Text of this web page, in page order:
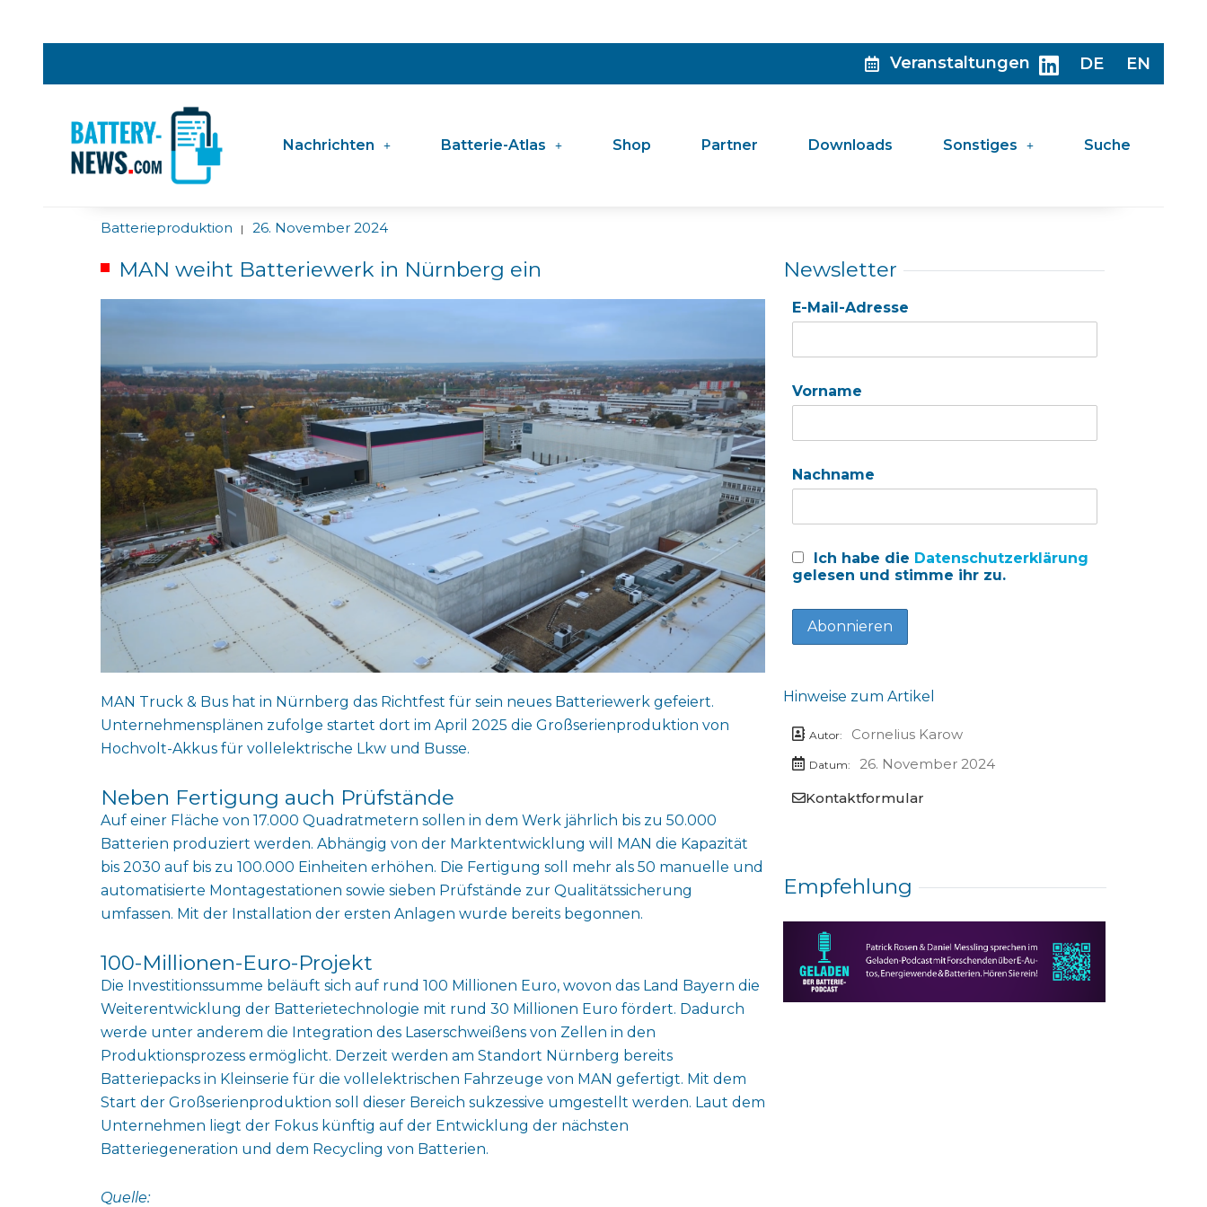
Veranstaltungen DE EN
Nachrichten Batterie-Atlas Shop Partner Downloads Sonstiges Suche
Batterieproduktion | 26. November 2024
MAN weiht Batteriewerk in Nürnberg ein
MAN Truck & Bus hat in Nürnberg das Richtfest für sein neues Batteriewerk gefeiert.
Unternehmensplänen zufolge startet dort im April 2025 die Großserienproduktion von
Hochvolt-Akkus für vollelektrische Lkw und Busse.
Neben Fertigung auch Prüfstände
Auf einer Fläche von 17.000 Quadratmetern sollen in dem Werk jährlich bis zu 50.000
Batterien produziert werden. Abhängig von der Marktentwicklung will MAN die Kapazität
bis 2030 auf bis zu 100.000 Einheiten erhöhen. Die Fertigung soll mehr als 50 manuelle und
automatisierte Montagestationen sowie sieben Prüfstände zur Qualitätssicherung
umfassen. Mit der Installation der ersten Anlagen wurde bereits begonnen.
100-Millionen-Euro-Projekt
Die Investitionssumme beläuft sich auf rund 100 Millionen Euro, wovon das Land Bayern die
Weiterentwicklung der Batterietechnologie mit rund 30 Millionen Euro fördert. Dadurch
werde unter anderem die Integration des Laserschweißens von Zellen in den
Produktionsprozess ermöglicht. Derzeit werden am Standort Nürnberg bereits
Batteriepacks in Kleinserie für die vollelektrischen Fahrzeuge von MAN gefertigt. Mit dem
Start der Großserienproduktion soll dieser Bereich sukzessive umgestellt werden. Laut dem
Unternehmen liegt der Fokus künftig auf der Entwicklung der nächsten
Batteriegeneration und dem Recycling von Batterien.
Quelle:
Newsletter
E-Mail-Adresse
Vorname
Nachname
Ich habe die Datenschutzerklärung
gelesen und stimme ihr zu.
Hinweise zum Artikel
Autor: Cornelius Karow
Datum:
26. November 2024
Kontaktformular
Empfehlung